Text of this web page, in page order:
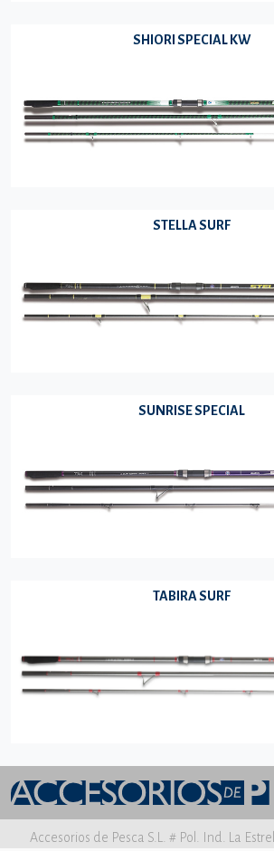
SHIORI SPECIAL KW
STELLA SURF
SUNRISE SPECIAL
TABIRA SURF
Accesorios de Pesca S.L. # Pol. Ind. La